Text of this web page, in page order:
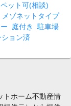
ペット可(相談)
メゾネットタイプ
庭付き
駐車場
ション済
トホーム不動産情